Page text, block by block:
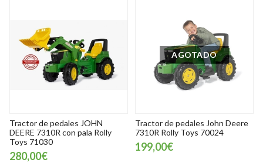
Tractor de pedales JOHN
DEERE 7310R con pala Rolly
Toys 71030
280,00€
AGOTADO
Tractor de pedales John Deere
7310R Rolly Toys 70024
199,00€